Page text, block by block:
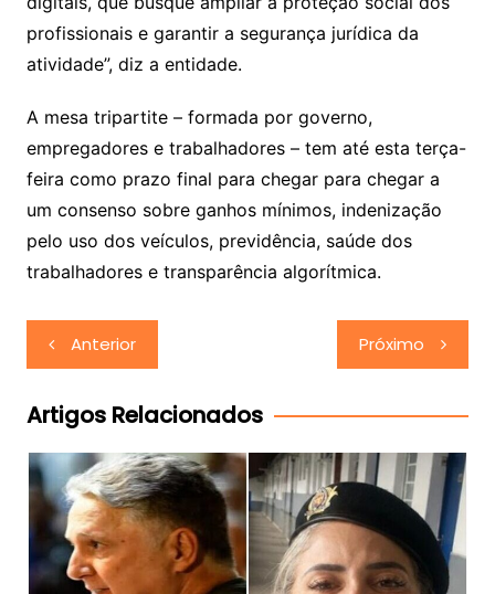
profissionais e garantir a segurança jurídica da
atividade”, diz a entidade.
A mesa tripartite – formada por governo,
empregadores e trabalhadores – tem até esta terça-
feira como prazo final para chegar para chegar a
um consenso sobre ganhos mínimos, indenização
pelo uso dos veículos, previdência, saúde dos
trabalhadores e transparência algorítmica.
Navegação
de
Post
Anterior Próximo
Artigos Relacionados